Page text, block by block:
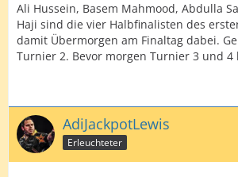
Ali Hussein, Basem Mahmood, Abdulla
Haji sind die vier Halbfinalisten des
damit Übermorgen am Finaltag dabei.
Turnier 2. Bevor morgen Turnier 3 und 4
AdiJackpotLewis
Erleuchteter